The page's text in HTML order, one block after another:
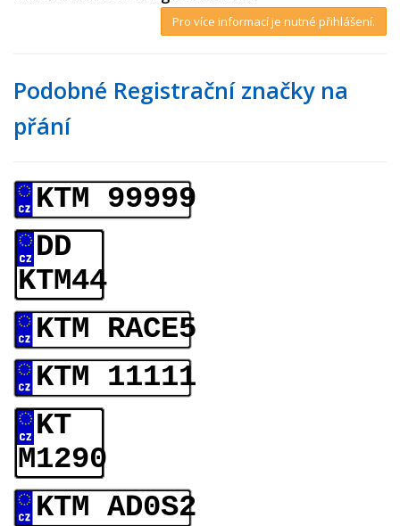
Pro více informací je nutné přihlášení.
Podobné Registrační značky na
přání
KTM 99999
DD
KTM44
KTM RACE5
KTM 11111
KT
M1290
KTM AD0S2